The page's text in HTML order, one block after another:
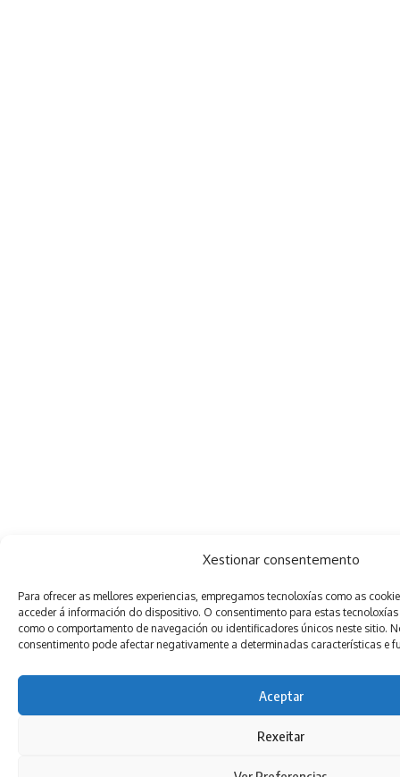
Xestionar consentemento
Para ofrecer as mellores experiencias, empregamos tecnoloxías como as
acceder á información do dispositivo. O consentimento para estas
como o comportamento de navegación ou identificadores únicos neste sitio.
consentimento pode afectar negativamente a determinadas características e
Aceptar
Rexeitar